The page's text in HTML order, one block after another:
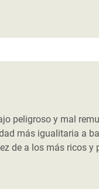
peligroso y mal
más igualitaria a
de a los más ricos y